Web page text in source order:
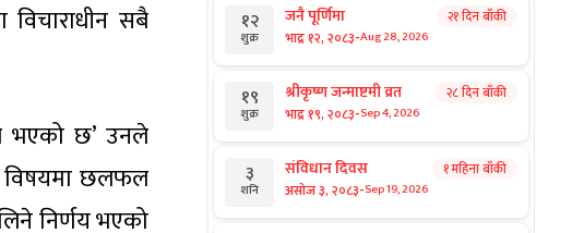
सबै
भएको छ’ उनले
विषयमा छलफल
निर्णय भएको
१२
शुक्र
जनै पूर्णिमा
भाद्र १२, २०८३-Aug 28, 2026
२१ दिन बाँकी
१९
शुक्र
श्रीकृष्ण जन्माष्टमी व्रत
भाद्र १९, २०८३-Sep 4, 2026
२८ दिन बाँकी
३
शनि
संविधान दिवस
असोज ३, २०८३-Sep 19, 2026
१ महिना बाँकी